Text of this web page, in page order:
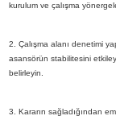
kurulum ve çalışma
2. Çalışma alanı denetimi
asansörün stabilitesini
belirleyin.
3. Kararın sağladığından